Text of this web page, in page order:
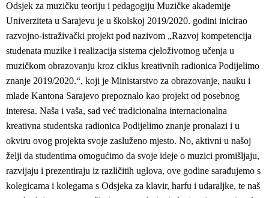
Odsjek za muzičku teoriju i pedagogiju Muzičke akademije
Univerziteta u Sarajevu je u školskoj 2019/2020. godini inicirao
razvojno-istraživački projekt pod nazivom „Razvoj kompetencija
studenata muzike i realizacija sistema cjeloživotnog učenja u
muzičkom obrazovanju kroz ciklus kreativnih radionica Podijelimo
znanje 2019/2020.“, koji je Ministarstvo za obrazovanje, nauku i
mlade Kantona Sarajevo prepoznalo kao projekt od posebnog
interesa. Naša i vaša, sad već tradicionalna internacionalna
kreativna studentska radionica Podijelimo znanje pronalazi i u
okviru ovog projekta svoje zasluženo mjesto. No, aktivni u našoj
želji da studentima omogućimo da svoje ideje o muzici promišljaju,
razvijaju i prezentiraju iz različitih uglova, ove godine sarađujemo s
kolegicama i kolegama s Odsjeka za klavir, harfu i udaraljke, te naš